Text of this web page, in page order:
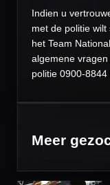
Indien u
met de politie
het Team
algemene
politie 0900-8844
Meer